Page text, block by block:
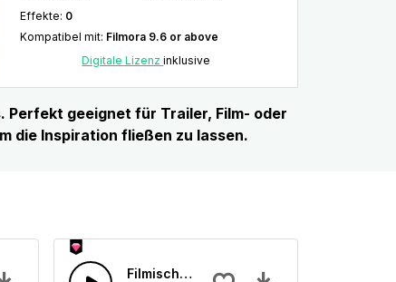
Effekte: 0
Kompatibel mit: Filmora 9.6 or above
Digitale Lizenzinklusive
Perfekt geeignet für Trailer, Film- oder
die Inspiration fließen zu lassen.
Filmischer Ambient-Dubstep